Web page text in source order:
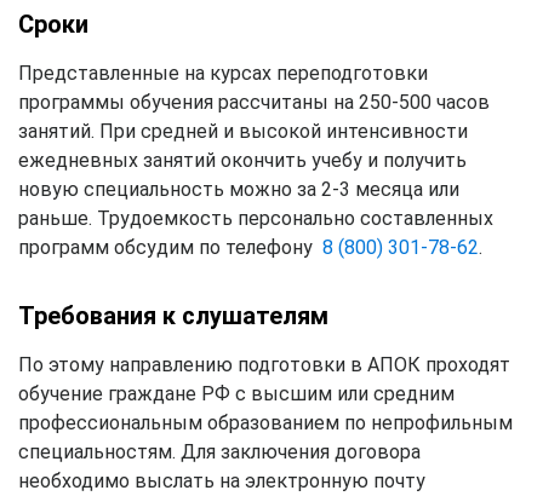
Сроки
Представленные на курсах переподготовки
программы обучения рассчитаны на 250-500 часов
занятий. При средней и высокой интенсивности
ежедневных занятий окончить учебу и получить
новую специальность можно за 2-3 месяца или
раньше. Трудоемкость персонально составленных
программ обсудим по телефону 8 (800) 301-78-62.
Требования к слушателям
По этому направлению подготовки в АПОК проходят
обучение граждане РФ с высшим или средним
профессиональным образованием по непрофильным
специальностям. Для заключения договора
необходимо выслать на электронную почту